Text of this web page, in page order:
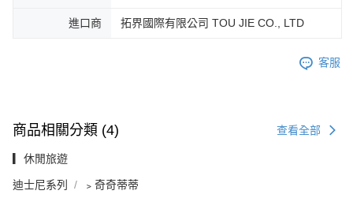
進口商 拓界國際有限公司 TOU JIE CO., LTD
客服
商品相關分類 (4) 查看全部
▎休閒旅遊
迪士尼系列 ﹥奇奇蒂蒂